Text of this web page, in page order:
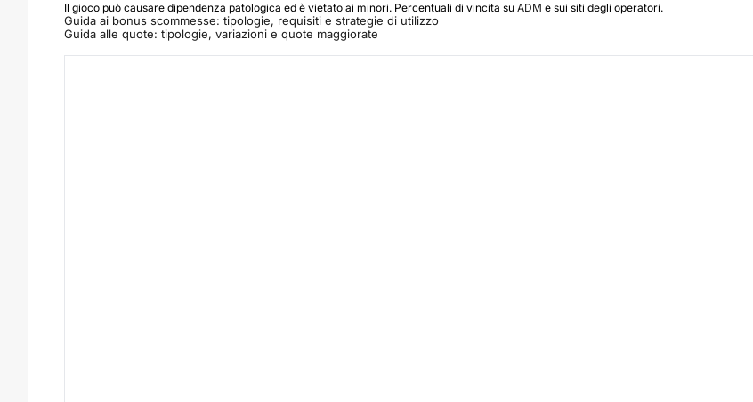
Il gioco può causare dipendenza patologica ed è vietato ai minori. Percentuali di vincita su ADM e sui siti degli operatori.
Guida ai bonus scommesse: tipologie, requisiti e strategie di utilizzo
Guida alle quote: tipologie, variazioni e quote maggiorate